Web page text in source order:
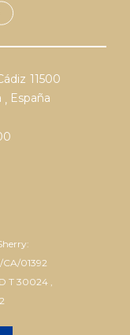
11500
, España
01392
T 30024 ,